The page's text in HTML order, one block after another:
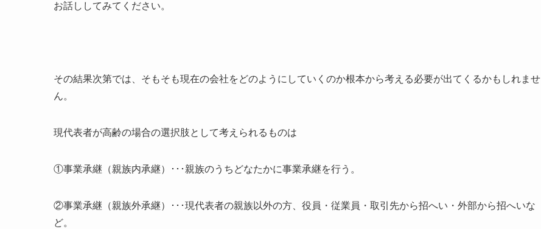
お話ししてみてください。
その結果次第では、そもそも現在の会社をどのようにしていくのか根本から考える必要が出てくるかもしれませ
ん。
現代表者が高齢の場合の選択肢として考えられるものは
①事業承継（親族内承継）･･･親族のうちどなたかに事業承継を行う。
②事業承継（親族外承継）･･･現代表者の親族以外の方、役員・従業員・取引先から招へい・外部から招へいな
ど。